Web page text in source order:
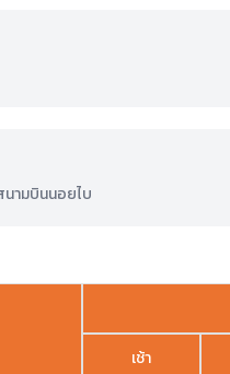
ามบินนอยไบ
เช้า